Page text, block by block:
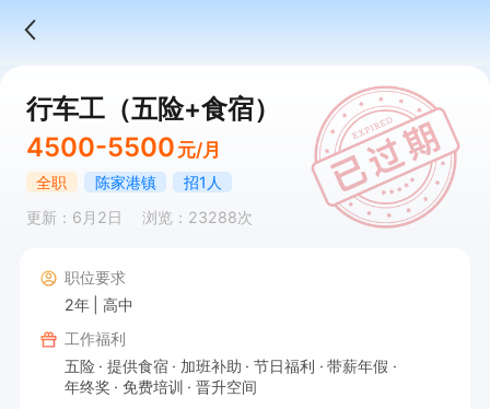
行车工（五险+食宿）
4500-5500 元/月
全职 陈家港镇
招1人
更新：6月2日
浏览：23288次
职位要求
2年
高中
工作福利
五险
提供食宿 加班补助 节日福利
带薪年假
年终奖
免费培训
晋升空间